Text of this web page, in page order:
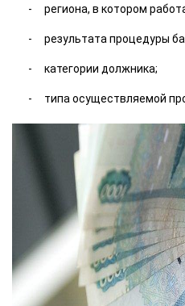
региона, в котором
результата процедуры
категории должника;
типа осуществляемой